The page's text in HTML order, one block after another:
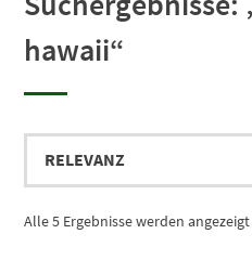
hawaii“
Alle 5 Ergebnisse werden angezeigt